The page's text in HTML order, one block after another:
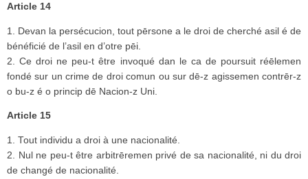
Article 14
1. Devan la persécucion, tout pērsone a le droi de cherché asil é de
bénéficié de l’asil en d’otre pēi.
2. Ce droi ne peu-t être invoqué dan le ca de poursuit réēlemen
fondé sur un crime de droi comun ou sur dē-z agissemen contrēr-z
o bu-z é o princip dē Nacion-z Uni.
Article 15
1. Tout individu a droi à une nacionalité.
2. Nul ne peu-t être arbitrēremen privé de sa nacionalité, ni du droi
de changé de nacionalité.